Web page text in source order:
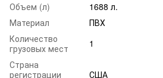
Объем (л)
1688 л.
Материал
ПВХ
Количество
грузовых мест
1
Страна
регистрации
США